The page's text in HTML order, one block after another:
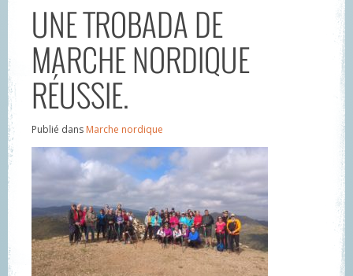
UNE TROBADA DE
MARCHE NORDIQUE
RÉUSSIE.
Publié dans Marche nordique